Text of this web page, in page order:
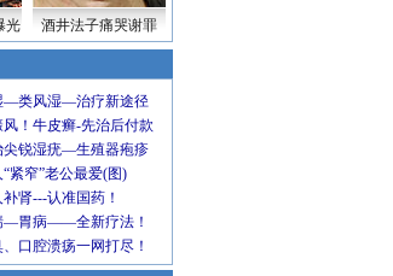
光 酒井法子痛哭谢罪